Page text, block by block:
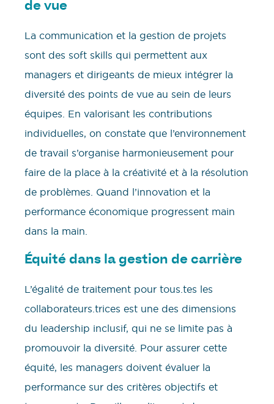
de vue
La communication et la gestion de projets
sont des soft skills qui permettent aux
managers et dirigeants de mieux intégrer la
diversité des points de vue au sein de leurs
équipes. En valorisant les contributions
individuelles, on constate que l’environnement
de travail s’organise harmonieusement pour
faire de la place à la créativité et à la résolution
de problèmes. Quand l’innovation et la
performance économique progressent main
dans la main.
Équité dans la gestion de carrière
L’égalité de traitement pour tous.tes les
collaborateurs.trices est une des dimensions
du leadership inclusif, qui ne se limite pas à
promouvoir la diversité. Pour assurer cette
équité, les managers doivent évaluer la
performance sur des critères objectifs et